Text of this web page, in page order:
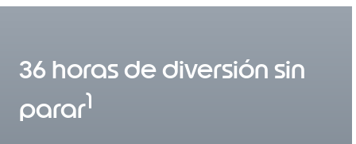
t
36 horas de diversión sin
parar1